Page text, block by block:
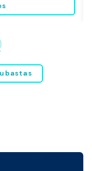
inmuebles ubicados en